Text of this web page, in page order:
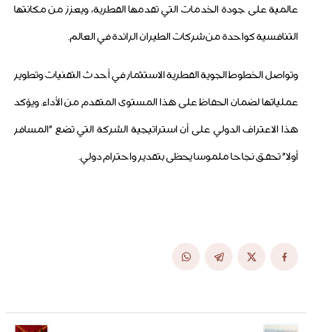
عالمية على جودة الخدمات التي تقدمها القطرية، ويعزز من مكانتها
التنافسية كواحدة من شركات الطيران الرائدة في العالم.
وتواصل الخطوط الجوية القطرية الاستثمار في أحدث التقنيات وتطوير
عملياتها لضمان الحفاظ على هذا المستوى المتقدم من الأداء. ويؤكد
هذا الاعتراف الدولي على أن استراتيجية الشركة التي تضع "المسافر
أولا" تحقق نجاحا ملموسا يحظى بتقدير واحترام دولي.